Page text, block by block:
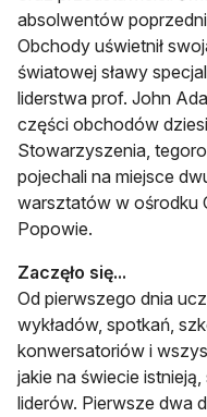
absolwentów
Obchody uświetnił
światowej sławy
liderstwa prof. John
części obchodów
Stowarzyszenia,
pojechali na miejsce
warsztatów w ośrodku
Popowie.
Zaczęło się...
Od pierwszego dnia
wykładów, spotkań,
konwersatoriów i
jakie na świecie
liderów. Pierwsze dwa